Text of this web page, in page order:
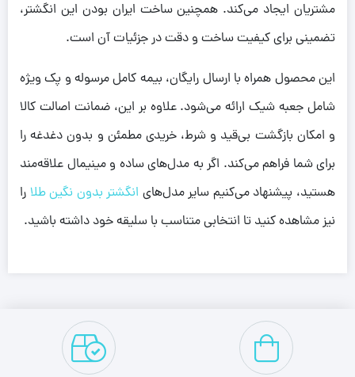
مشتریان ایجاد می‌کند. همچنین ساخت ایران بودن این انگشتر،
تضمینی برای کیفیت ساخت و دقت در جزئیات آن است.
این محصول همراه با ارسال رایگان، بیمه کامل مرسوله و پک ویژه
شامل جعبه شیک ارائه می‌شود. علاوه بر این، ضمانت اصالت کالا
و امکان بازگشت بی‌قید و شرط، خریدی مطمئن و بدون دغدغه را
برای شما فراهم می‌کند. اگر به مدل‌های ساده و مینیمال علاقه‌مند
هستید، پیشنهاد می‌کنیم سایر مدل‌های انگشتر بدون نگین طلا را
نیز مشاهده کنید تا انتخابی متناسب با سلیقه خود داشته باشید.